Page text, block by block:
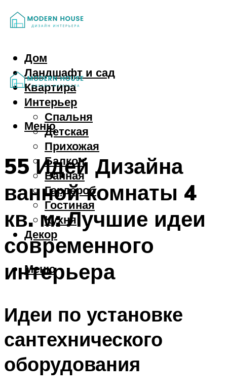
Дом
Ландшафт и сад
Квартира
Интерьер
Спальня
Детская
Прихожая
Балкон
Ванная
Гардероб
Гостиная
Кухня
Декор
Меню
Меню
55 Идей Дизайна
ванной комнаты 4
кв. м: Лучшие идеи
современного
интерьера
Идеи по установке
сантехнического
оборудования